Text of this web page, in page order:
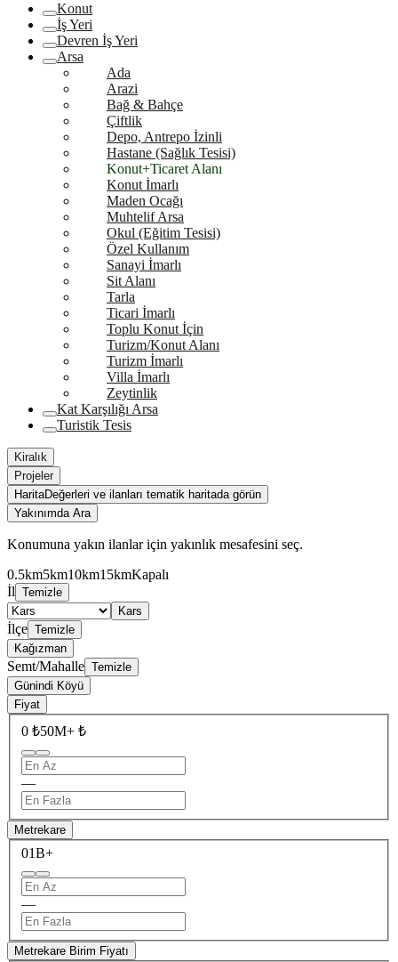
Konut
İş Yeri
Devren İş Yeri
Arsa
Ada
Arazi
Bağ & Bahçe
Çiftlik
Depo, Antrepo İzinli
Hastane (Sağlık Tesisi)
Konut+Ticaret Alanı
Konut İmarlı
Maden Ocağı
Muhtelif Arsa
Okul (Eğitim Tesisi)
Özel Kullanım
Sanayi İmarlı
Sit Alanı
Tarla
Ticari İmarlı
Toplu Konut İçin
Turizm/Konut Alanı
Turizm İmarlı
Villa İmarlı
Zeytinlik
Kat Karşılığı Arsa
Turistik Tesis
Kiralık
Projeler
HaritaDeğerleri ve ilanları tematik haritada görün
Yakınımda Ara
Konumuna yakın ilanlar için yakınlık mesafesini seç.
0.5km5km10km15kmKapalı
İl Temizle
Kars
İlçe Temizle
Kağızman
Semt/Mahalle Temizle
Günindi Köyü
Fiyat
0 ₺50M+ ₺
—
Metrekare
01B+
—
Metrekare Birim Fiyatı